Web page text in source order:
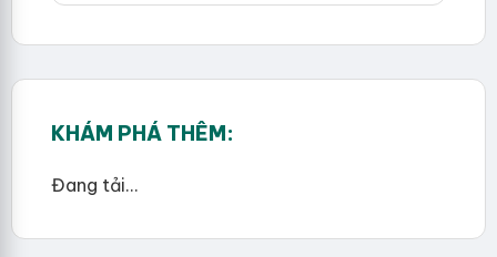
KHÁM PHÁ THÊM:
Đang tải...